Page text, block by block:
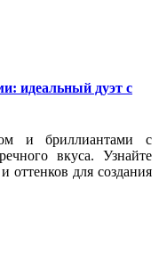
идеальный дуэт с
и бриллиантами с
вкуса. Узнайте
оттенков для создания